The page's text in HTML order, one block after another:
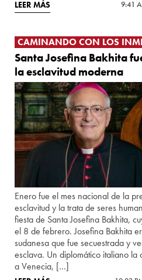
LEER MÁS 9:41
CAMINANDO CON LOS
Santa Josefina Bakhita
la esclavitud moderna
Enero fue el mes nacional de la
esclavitud y la trata de seres
fiesta de Santa Josefina Bakhita,
el 8 de febrero. Josefina Bakhita
sudanesa que fue secuestrada y
esclava. Un diplomático italiano la
a Venecia, […]